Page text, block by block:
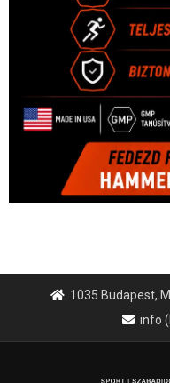
1035 Budapest,
info